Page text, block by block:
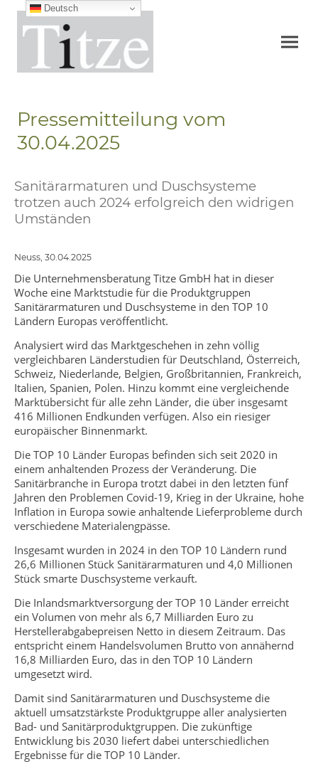
Pressemitteilung vom
30.04.2025
Sanitärarmaturen und Duschsysteme
trotzen auch 2024 erfolgreich den widrigen
Umständen
Neuss, 30.04.2025
Die Unternehmensberatung Titze GmbH hat in dieser
Woche eine Marktstudie für die Produktgruppen
Sanitärarmaturen und Duschsysteme in den TOP 10
Ländern Europas veröffentlicht.
Analysiert wird das Marktgeschehen in zehn völlig
vergleichbaren Länderstudien für Deutschland, Österreich,
Schweiz, Niederlande, Belgien, Großbritannien, Frankreich,
Italien, Spanien, Polen. Hinzu kommt eine vergleichende
Marktübersicht für alle zehn Länder, die über insgesamt
416 Millionen Endkunden verfügen. Also ein riesiger
europäischer Binnenmarkt.
Die TOP 10 Länder Europas befinden sich seit 2020 in
einem anhaltenden Prozess der Veränderung. Die
Sanitärbranche in Europa trotzt dabei in den letzten fünf
Jahren den Problemen Covid-19, Krieg in der Ukraine, hohe
Inflation in Europa sowie anhaltende Lieferprobleme durch
verschiedene Materialengpässe.
Insgesamt wurden in 2024 in den TOP 10 Ländern rund
26,6 Millionen Stück Sanitärarmaturen und 4,0 Millionen
Stück smarte Duschsysteme verkauft.
Die Inlandsmarktversorgung der TOP 10 Länder erreicht
ein Volumen von mehr als 6,7 Milliarden Euro zu
Herstellerabgabepreisen Netto in diesem Zeitraum. Das
entspricht einem Handelsvolumen Brutto von annähernd
16,8 Milliarden Euro, das in den TOP 10 Ländern
umgesetzt wird.
Damit sind Sanitärarmaturen und Duschsysteme die
aktuell umsatzstärkste Produktgruppe aller analysierten
Bad- und Sanitärproduktgruppen. Die zukünftige
Entwicklung bis 2030 liefert dabei unterschiedlichen
Ergebnisse für die TOP 10 Länder.
Deutsch